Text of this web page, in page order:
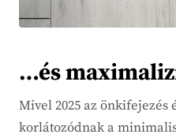
…és
Mivel 2025 az önkifejezés
korlátozódnak a